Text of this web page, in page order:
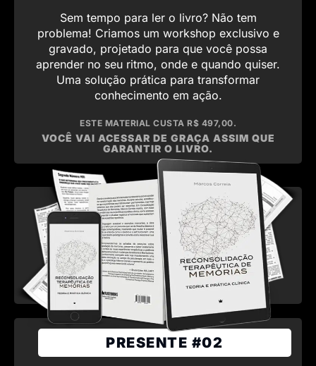
Sem tempo para ler o livro? Não tem
problema! Criamos um workshop exclusivo e
gravado, projetado para que você possa
aprender no seu ritmo, onde e quando quiser.
Uma solução prática para transformar
conhecimento em ação.
ESTE MATERIAL CUSTA R$ 497,00.
VOCÊ VAI ACESSAR DE GRAÇA ASSIM QUE
GARANTIR O LIVRO.
PRESENTE #02